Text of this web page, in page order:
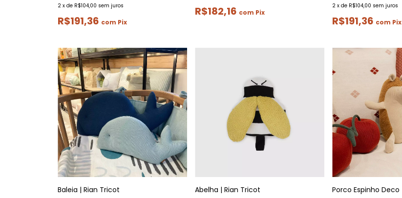
2 x de R$104,00 sem juros
R$191,36 com Pix
R$182,16 com Pix
2 x de R$104,00 sem juros
R$191,36 com Pix
Baleia | Rian Tricot Abelha | Rian Tricot Porco Espinho Deco